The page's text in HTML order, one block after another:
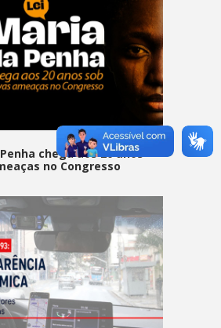
chega aos 20 anos
no Congresso